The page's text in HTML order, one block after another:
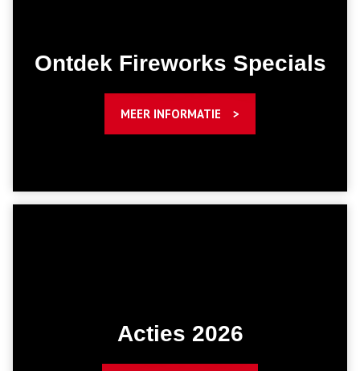
Ontdek Fireworks Specials
MEER INFORMATIE
Acties 2026